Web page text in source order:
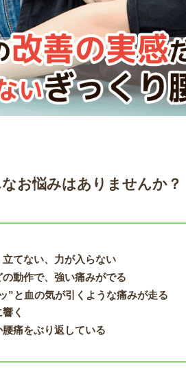
お悩みはありませんか？
てない、力が入らない
動作で、強い痛みがでる
”と血の気が引くような痛みが走る
く
痛をぶり返している